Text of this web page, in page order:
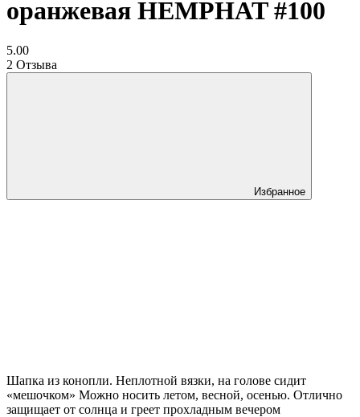
оранжевая HEMPHAT #100
5.00
2 Отзыва
Избранное
Шапка из конопли. Неплотной вязки, на голове сидит
«мешочком» Можно носить летом, весной, осенью. Отлично
защищает от солнца и греет прохладным вечером